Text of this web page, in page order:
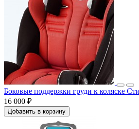
Боковые поддержки груди к коляске
16 000 ₽
Добавить в корзину